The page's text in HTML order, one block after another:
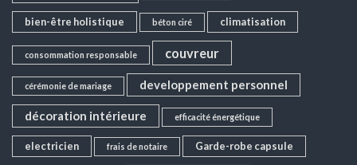
bien-être holistique béton ciré climatisation
consommation responsable couvreur
cérémonie de mariage developpement personnel
décoration intérieure efficacité énergétique
electricien frais de notaire Garde-robe capsule